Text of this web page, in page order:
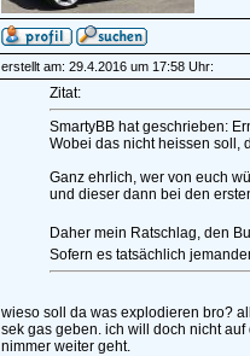
erstellt am: 29.4.2016 um 17:58 Uhr:
Zitat:
SmartyBB hat geschrieben:
Wobei das nicht heissen soll,
Ganz ehrlich, wer von euch
und dieser dann bei den
Daher mein Ratschlag, den
Sofern es tatsächlich
wieso soll da was explodieren bro?
sek gas geben. ich will doch nicht
nimmer weiter geht.